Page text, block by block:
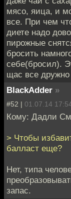
мясо, яица, и
все. При чем
диете надо
пирожные
бросить
себе(бросил).
щас все
BlackAdder »
#52 | 01.07.14
Кому: Дадли
> Чтобы
балласт еще?
Нет, типа
запас.